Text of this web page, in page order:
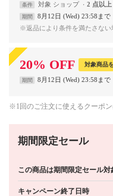
条件 対象 ショップ 2 点以上
期間 8月12日 (Wed) 23:58まで
※返品により条件を満たさない
20% OFF 対象商品
期間 8月12日 (Wed) 23:58まで
※1回のご注文に使えるクーポン
期間限定セール
この商品は期間限定セール対
キャンペーン終了日時